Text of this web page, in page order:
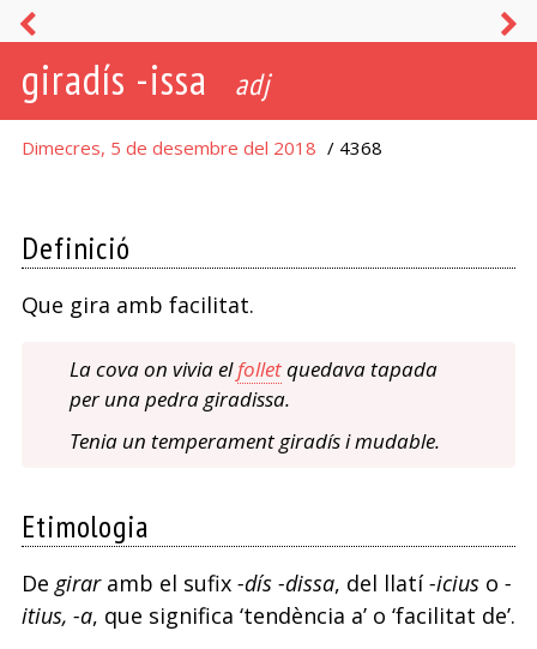
giradís -issa adj
Dimecres, 5 de desembre del 2018 / 4368
Definició
Que gira amb facilitat.
La cova on vivia elfolletquedava tapada
per una pedra giradissa.
Tenia un temperament giradís i mudable.
Etimologia
De giraramb el sufix -dís -dissa, del llatí-iciuso -
itius, -a, que significa ‘tendència a’ o ‘facilitat de’.
no
girar
rodó